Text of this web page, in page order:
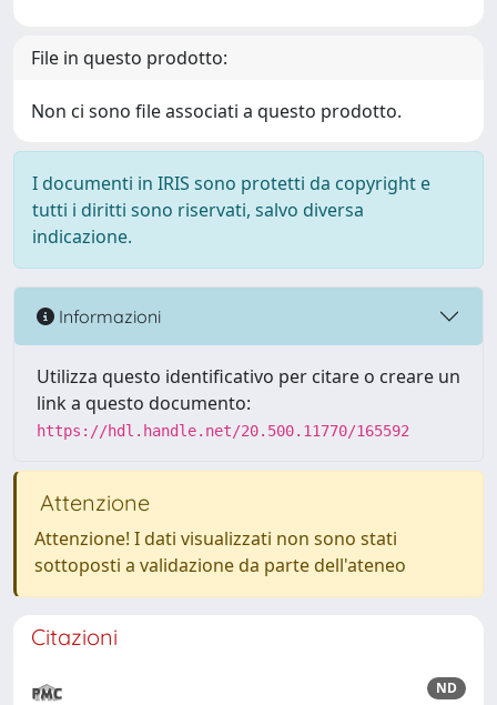
File in questo prodotto:
Non ci sono file associati a questo prodotto.
I documenti in IRIS sono protetti da copyright e
tutti i diritti sono riservati, salvo diversa
indicazione.
Informazioni
Utilizza questo identificativo per citare o creare un
link a questo documento:
https://hdl.handle.net/20.500.11770/165592
Attenzione
Attenzione! I dati visualizzati non sono stati
sottoposti a validazione da parte dell'ateneo
Citazioni
ND